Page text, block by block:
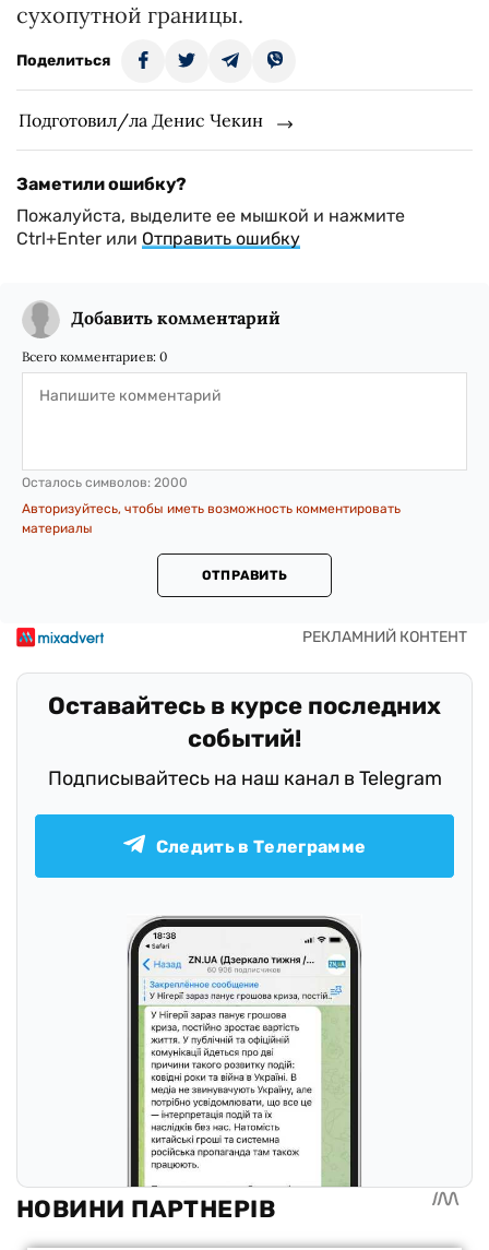
сухопутной границы.
Поделиться
Подготовил/ла Денис Чекин
Заметили ошибку?
Пожалуйста, выделите ее мышкой и нажмите
Ctrl+Enter или Отправить ошибку
Добавить комментарий
Всего комментариев: 0
Осталось символов: 2000
Авторизуйтесь, чтобы иметь возможность комментировать
материалы
ОТПРАВИТЬ
Оставайтесь в курсе последних
событий!
Подписывайтесь на наш канал в Telegram
Следить в Телеграмме